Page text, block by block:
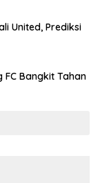
United, Prediksi
FC Bangkit Tahan